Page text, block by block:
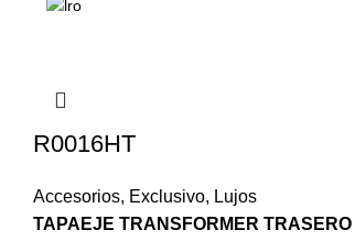
R0016HT
Accesorios, Exclusivo, Lujos
TAPAEJE TRANSFORMER TRASERO